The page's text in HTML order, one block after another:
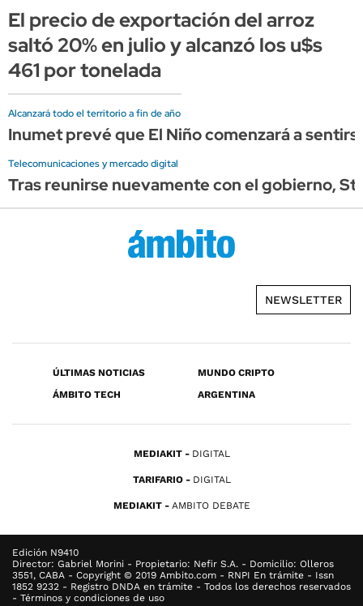
El precio de exportación del arroz
saltó 20% en julio y alcanzó los u$s
461 por tonelada
Alcanzará todo el territorio a fin de año
Inumet prevé que El Niño comenzará a
Telecomunicaciones y mercado digital
Tras reunirse nuevamente con el gobierno,
NEWSLETTER
ÚLTIMAS NOTICIAS
MUNDO CRIPTO
ÁMBITO TECH
ARGENTINA
MEDIAKIT DIGITAL
TARIFARIO DIGITAL
MEDIAKIT AMBITO DEBATE
Edición N9410
Director: Gabriel Morini - Propietario: Nefir S.A. - Domicilio: Olleros
3551, CABA - Copyright © 2019 Ambito.com - RNPI En trámite - Issn
1852 9232 - Registro DNDA en trámite - Todos los derechos reservados
- Términos y condiciones de uso